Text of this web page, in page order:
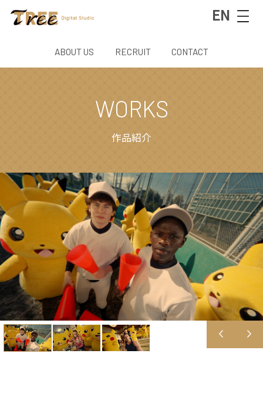
EN
ABOUT US RECRUIT CONTACT
WORKS
作品紹介